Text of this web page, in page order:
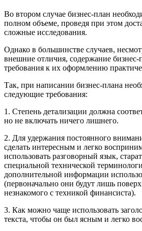
Во втором случае бизнес-план
полном объеме, проведя при этом
сложные исследования.
Однако в большинстве случаев,
внешние отличия, содержание
требования к их оформлению
Так, при написании бизнес-плана
следующие требования:
1. Степень детализации должна
но не включать ничего лишнего.
2. Для удержания постоянного
сделать интересным и легко
использовать разговорный язык,
специальной технической
дополнительной информации
(первоначально они будут лишь
незнакомого с техникой финансиста).
3. Как можно чаще использовать
текста, чтобы он был ясным и легко